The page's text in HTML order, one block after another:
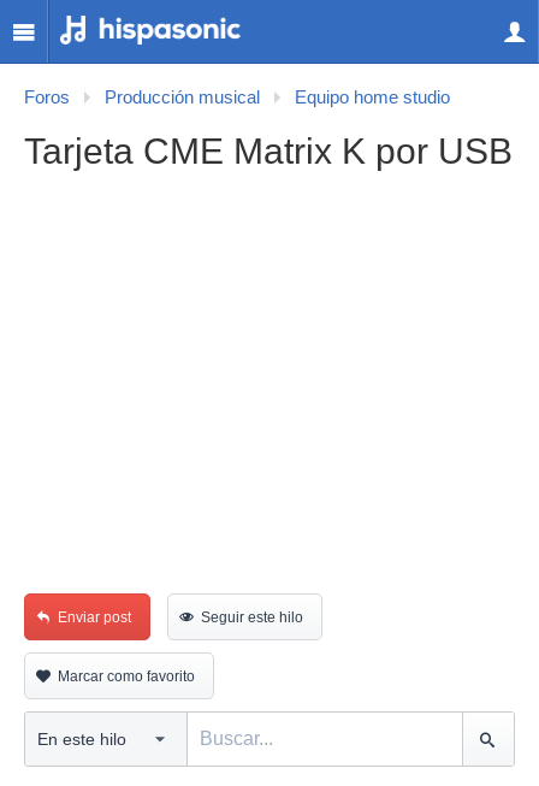
Foros Producción musical Equipo home studio
Tarjeta CME Matrix K por USB
Enviar post Seguir este hilo
Marcar como favorito